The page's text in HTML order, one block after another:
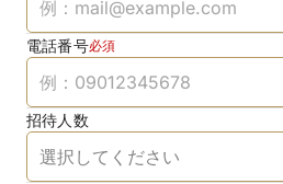
電話番号必須
招待人数